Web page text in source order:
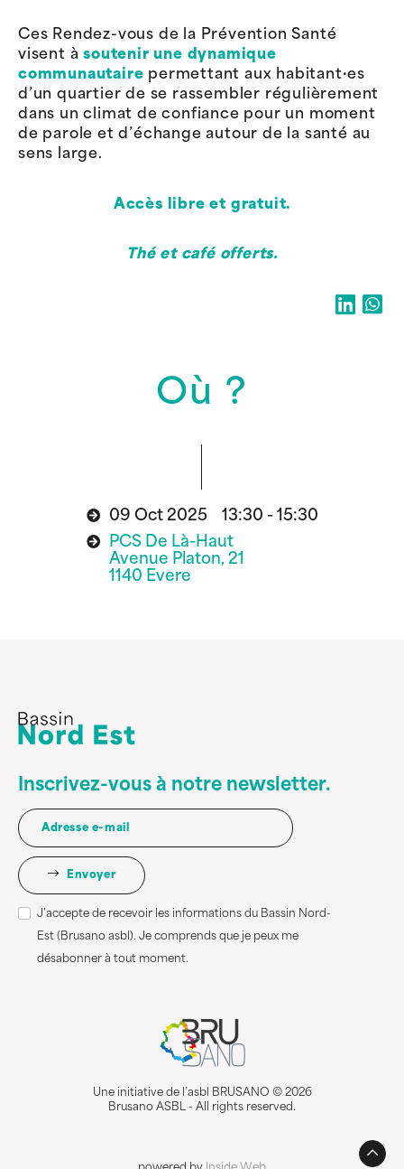
Ces Rendez-vous de la Prévention Santé
visent àsoutenir une dynamique
communautaire permettant aux habitant·es
d’un quartier de se rassembler régulièrement
dans un climat de confiance pour un moment
de parole et d’échange autour de la santé au
sens large.
Accès libre et gratuit.
Thé et café offerts.
Où ?
09 Oct 2025 13:30 - 15:30
PCS De Là-Haut
Avenue Platon, 21
1140 Evere
Inscrivez-vous à notre newsletter.
Envoyer
J’accepte de recevoir les informations du Bassin Nord-
Est (Brusano asbl). Je comprends que je peux me
désabonner à tout moment.
Une initiative de l’asbl BRUSANO © 2026
Brusano ASBL - All rights reserved.